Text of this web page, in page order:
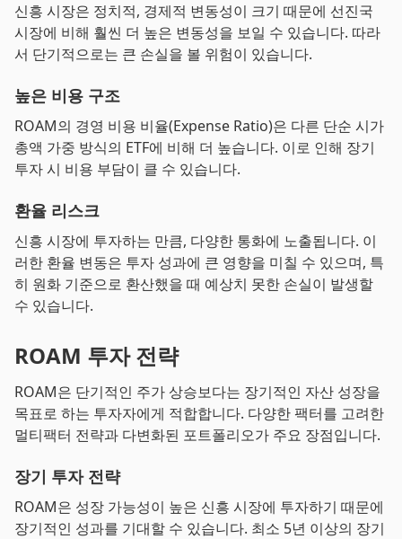
신흥 시장은 정치적, 경제적 변동성이 크기 때문에 선진국
시장에 비해 훨씬 더 높은 변동성을 보일 수 있습니다. 따라
서 단기적으로는 큰 손실을 볼 위험이 있습니다.
높은 비용 구조
ROAM의 경영 비용 비율(Expense Ratio)은 다른 단순 시가
총액 가중 방식의 ETF에 비해 더 높습니다. 이로 인해 장기
투자 시 비용 부담이 클 수 있습니다.
환율 리스크
신흥 시장에 투자하는 만큼, 다양한 통화에 노출됩니다. 이
러한 환율 변동은 투자 성과에 큰 영향을 미칠 수 있으며, 특
히 원화 기준으로 환산했을 때 예상치 못한 손실이 발생할
수 있습니다.
ROAM 투자 전략
ROAM은 단기적인 주가 상승보다는 장기적인 자산 성장을
목표로 하는 투자자에게 적합합니다. 다양한 팩터를 고려한
멀티팩터 전략과 다변화된 포트폴리오가 주요 장점입니다.
장기 투자 전략
ROAM은 성장 가능성이 높은 신흥 시장에 투자하기 때문에
장기적인 성과를 기대할 수 있습니다. 최소 5년 이상의 장기